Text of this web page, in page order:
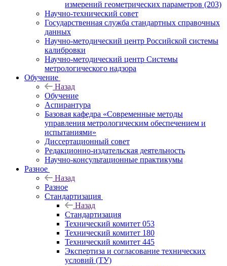
измерений геометрических параметров (203)
Научно-технический совет
Государственная служба стандартных справочных
данных
Научно-методический центр Российской системы
калибровки
Научно-методический центр Системы
метрологического надзора
Обучение
Назад
Обучение
Аспирантура
Базовая кафедра «Современные методы
управления метрологическим обеспечением и
испытаниями»
Диссертационный совет
Редакционно-издательская деятельность
Научно-консультационные практикумы
Разное
Назад
Разное
Стандартизация
Назад
Стандартизация
Технический комитет 053
Технический комитет 180
Технический комитет 445
Экспертиза и согласование технических
условий (ТУ)